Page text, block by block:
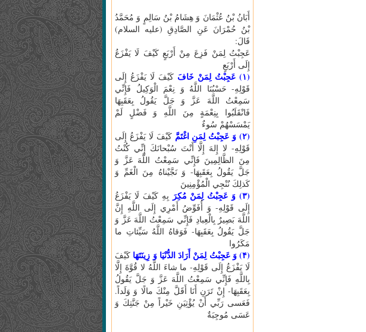
أَبَانُ بْنُ عُثْمَانَ وَ هِشَامُ بْنُ سَالِمٍ وَ مُحَمَّدُ
بْنُ حُمْرَانَ عَنِ الصَّادِقِ (علیه السلام)
قَالَ:
عَجِبْتُ لِمَنْ فَزِعَ مِنْ أَرْبَعٍ كَيْفَ لَا يَفْزَعُ
إِلَى أَرْبَعٍ
(۱) عَجِبْتُ لِمَنْ خَافَ
كَيْفَ لَا يَفْزَعُ إِلَى
قَوْلِهِ- حَسْبُنَا اللَّهُ وَ نِعْمَ الْوَكِيلُ فَإِنِّي
سَمِعْتُ اللَّهَ عَزَّ وَ جَلَّ يَقُولُ بِعَقَبِهَا
فَانْقَلَبُوا بِنِعْمَةٍ مِنَ اللَّهِ وَ فَضْلٍ لَمْ
يَمْسَسْهُمْ سُوءٌ
(۲) وَ عَجِبْتُ لِمَنِ اغْتَمَّ
كَيْفَ لَا يَفْزَعُ إِلَى
قَوْلِهِ- لا إِلهَ إِلَّا أَنْتَ سُبْحانَكَ إِنِّي كُنْتُ
مِنَ الظَّالِمِينَ فَإِنِّي سَمِعْتُ اللَّهَ عَزَّ وَ
جَلَّ يَقُولُ بِعَقَبِهَا- وَ نَجَّيْناهُ مِنَ الْغَمِّ وَ
كَذلِكَ نُنْجِي الْمُؤْمِنِينَ
(۳) وَ عَجِبْتُ لِمَنْ مُكِرَ
بِهِ كَيْفَ لَا يَفْزَعُ
إِلَى قَوْلِهِ- وَ أُفَوِّضُ أَمْرِي إِلَى اللَّهِ إِنَّ
اللَّهَ بَصِيرٌ بِالْعِبادِ فَإِنِّي سَمِعْتُ اللَّهَ عَزَّ وَ
جَلَّ يَقُولُ بِعَقَبِهَا- فَوَقاهُ اللَّهُ سَيِّئاتِ ما
مَكَرُوا
(۴) وَ عَجِبْتُ لِمَنْ أَرَادَ الدُّنْيَا وَ زِينَتَهَا
كَيْفَ
لَا يَفْزَعُ إِلَى قَوْلِهِ- ما شاءَ اللَّهُ لا قُوَّةَ إِلَّا
بِاللَّهِ فَإِنِّي سَمِعْتُ اللَّهَ عَزَّ وَ جَلَّ يَقُولُ
بِعَقَبِهَا- إِنْ تَرَنِ أَنَا أَقَلَّ مِنْكَ مالًا وَ وَلَداً.
فَعَسى‏ رَبِّي أَنْ يُؤْتِيَنِ خَيْراً مِنْ جَنَّتِكَ وَ
عَسَى مُوجِبَةٌ